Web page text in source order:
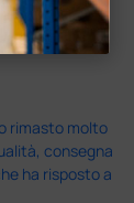
rimasto molto
consegna
ha risposto a